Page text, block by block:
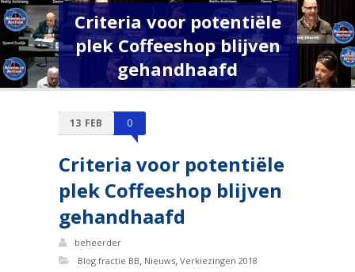
Criteria voor potentiële
plek Coffeeshop blijven
gehandhaafd
13 FEB 0
Criteria voor potentiële
plek Coffeeshop blijven
gehandhaafd
beheerder
Blog fractie BB, Nieuws, Verkiezingen 2018